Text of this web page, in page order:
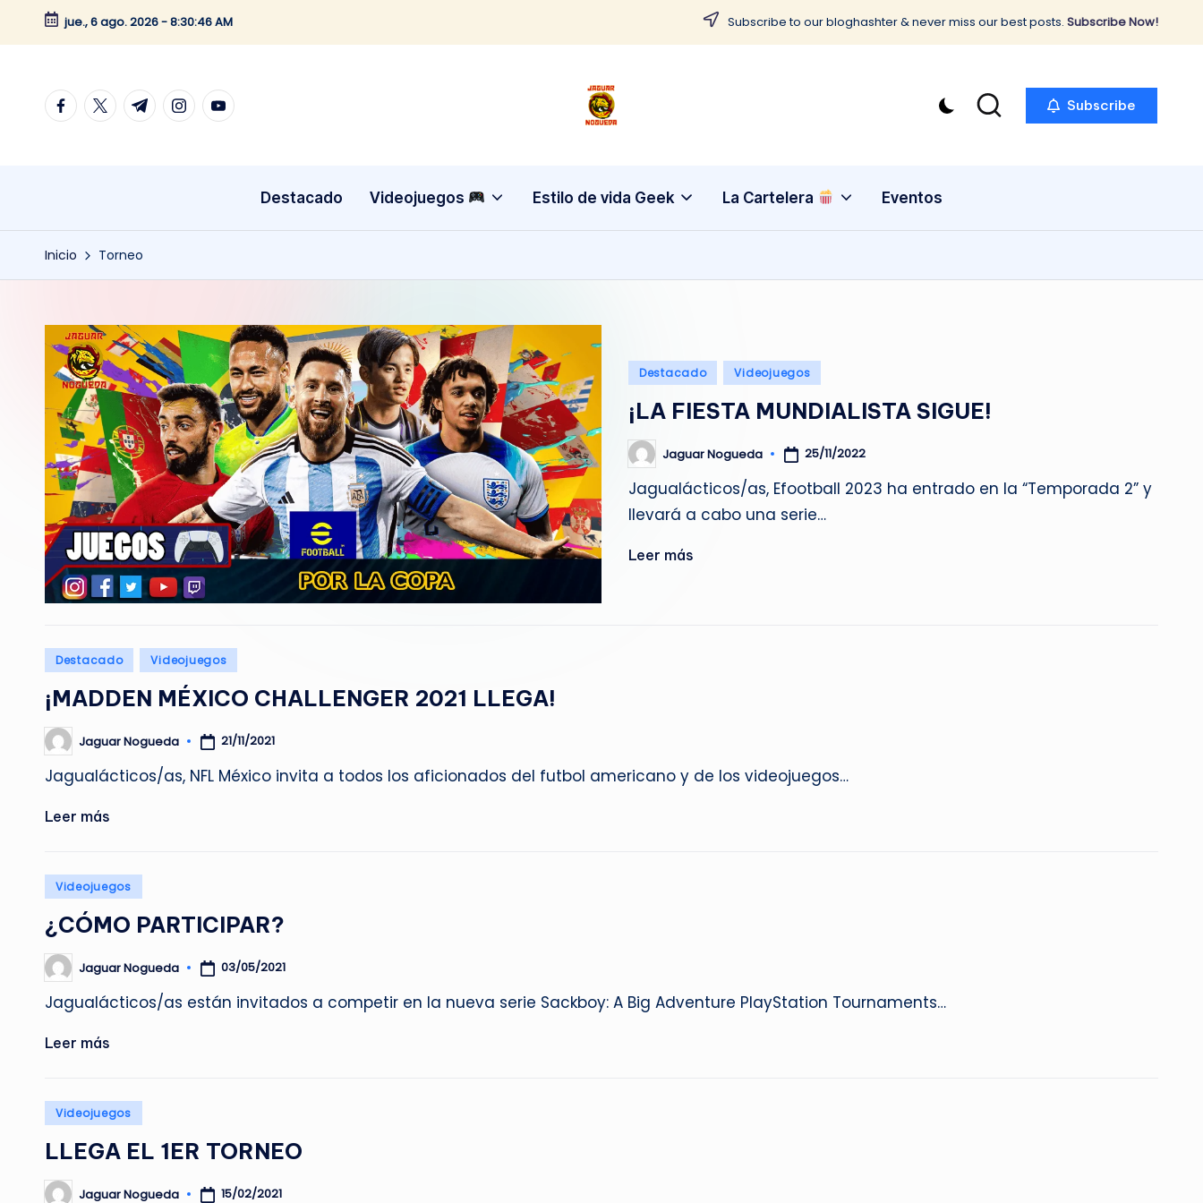
Saltar
contenido
jue., 6 ago. 2026-8:30:46 AM Subscribe to our bloghashter & never miss our best posts. Subscribe Now!
facebook.com
twitter.com
t.me instagram.com
youtube.com
J
g
u
a
N
g
e
d
CONTENIDO
Subscribe
Destacado Videojuegos Estilo de vida Geek La Cartelera Eventos
Inicio Torneo
Publicado
Destacado Videojuegos
¡LA FIESTA MUNDIALISTA SIGUE!
Publicado
por
Jaguar Nogueda 25/11/2022
Jagualácticos/as, Efootball 2023 ha entrado en la “Temporada 2” y
llevará a cabo una serie…
Leer más
Publicado
Destacado Videojuegos
¡MADDEN MÉXICO CHALLENGER 2021 LLEGA!
Publicado
por
Jaguar Nogueda 21/11/2021
Jagualácticos/as, NFL México invita a todos los aficionados del futbol americano y de los videojuegos…
Leer más
Publicado
Videojuegos
¿CÓMO PARTICIPAR?
Publicado
por
Jaguar Nogueda 03/05/2021
Jagualácticos/as están invitados a competir en la nueva serie Sackboy: A Big Adventure PlayStation Tournaments…
Leer más
Publicado
Videojuegos
LLEGA EL 1ER TORNEO
PublicadoJaguar Nogueda 15/02/2021